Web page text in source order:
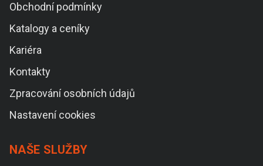
Obchodní podmínky
Katalogy a ceníky
Kariéra
Kontakty
Zpracování osobních údajů
Nastavení cookies
NAŠE SLUŽBY